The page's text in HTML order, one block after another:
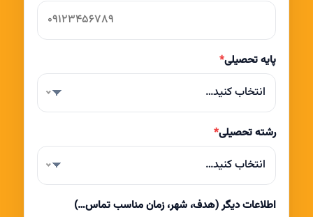
پایه تحصیلی*
انتخاب کنید…
رشته تحصیلی*
انتخاب کنید…
اطلاعات دیگر (هدف، شهر، زمان مناسب تماس…)